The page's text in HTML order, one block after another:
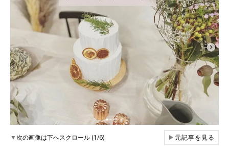
▼次の画像は下へスクロール (1/6) ▶元記事を見る